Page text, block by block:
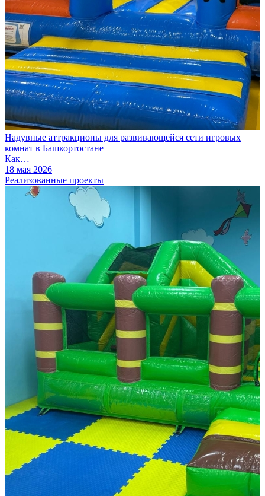
Надувные аттракционы для развивающейся сети игровых
комнат в Башкортостане
Как…
18 мая 2026
Реализованные проекты